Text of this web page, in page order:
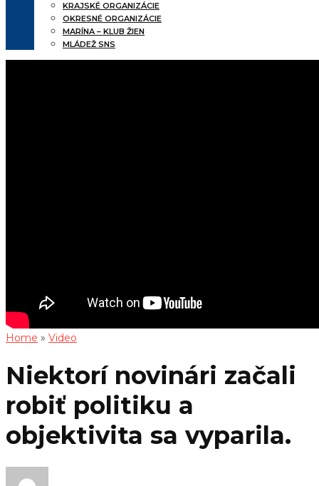
KRAJSKÉ ORGANIZÁCIE
OKRESNÉ ORGANIZÁCIE
MARÍNA – KLUB ŽIEN
MLÁDEŽ SNS
Home » Video
Niektorí novinári začali
robiť politiku a
objektivita sa vyparila.